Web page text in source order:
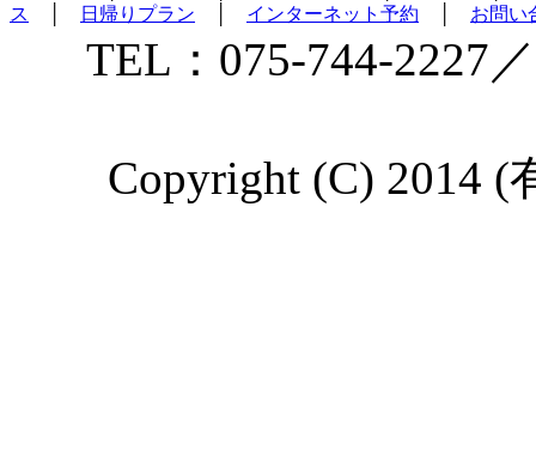
ス
日帰りプラン インターネット予約 お問い
TEL：075-744-2227
Copyright (C) 2014 (